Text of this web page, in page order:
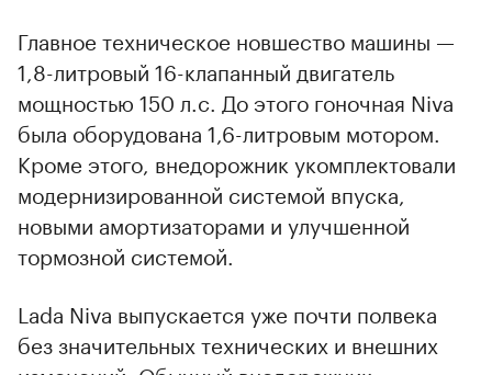
Главное техническое новшество машины —
1,8-литровый 16-клапанный двигатель
мощностью 150 л.с. До этого гоночная Niva
была оборудована 1,6-литровым мотором.
Кроме этого, внедорожник укомплектовали
модернизированной системой впуска,
новыми амортизаторами и улучшенной
тормозной системой.
Lada Niva выпускается уже почти полвека
без значительных технических и внешних